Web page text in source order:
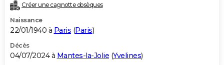
Créer une cagnotte obsèques
Naissance
22/01/1940 à Paris (Paris)
Décès
04/07/2024 à Mantes-la-Jolie (Yvelines)